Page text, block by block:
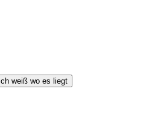
Ich weiß wo es liegt